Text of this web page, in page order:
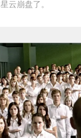
云崩盘了。